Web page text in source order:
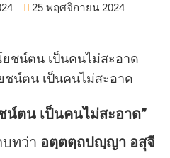
25 พฤศจิกายน 2024
ชน์ตน เป็นคนไม่สะอาด
น์ตน เป็นคนไม่สะอาด”
ทว่า อตฺตตฺถปญฺญา อสุจี